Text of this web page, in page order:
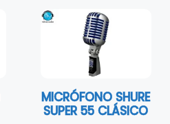
MICRÓFONO SHURE
SUPER 55 CLÁSICO